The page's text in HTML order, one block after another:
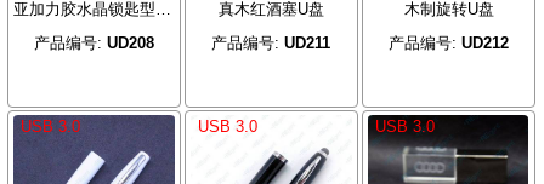
亚加力胶水晶锁匙型U盘
产品编号:UD208
真木红酒塞U盘
产品编号:UD211
木制旋转U盘
产品编号: UD212
USB 3.0 USB 3.0 USB 3.0